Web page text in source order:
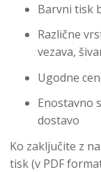
Barvni tisk
Različne
vezava,
Ugodne
Enostavno
dostavo
Ko zaključite z
tisk (v PDF